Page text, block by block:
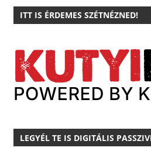
ITT IS ÉRDEMES SZÉTNÉZNED!
LEGYÉL TE IS DIGITÁLIS